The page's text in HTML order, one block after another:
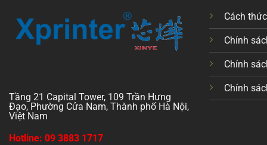
Tầng 21 Capital Tower, 109 Trần Hưng
Đạo, Phường Cửa Nam, Thành phố Hà Nội,
Việt Nam
Hotline: 09 3883 1717
Cách
Chính
Chính
Chính